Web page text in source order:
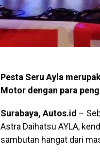
Pesta Seru Ayla
Motor dengan para
Surabaya, Autos.id –
Astra Daihatsu AYLA,
sambutan hangat dari